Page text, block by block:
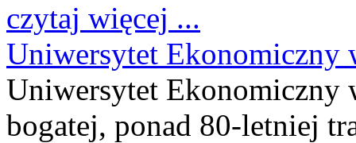
czytaj więcej ...
Uniwersytet Ekonomiczny
Uniwersytet Ekonomiczny
bogatej, ponad 80-letniej